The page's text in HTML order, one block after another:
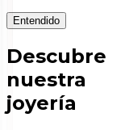
Entendido
Descubre
nuestra
joyería